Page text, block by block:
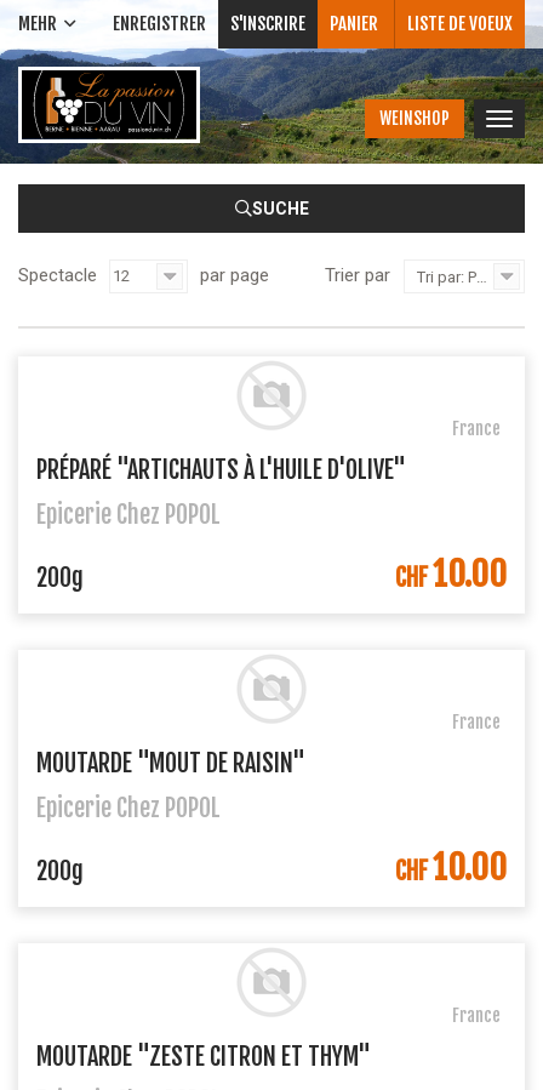
MEHR ENREGISTRER S'INSCRIRE PANIER LISTE DE VOEUX
WEINSHOP
la
SUCHE
Spectacle par page Trier par Tri par: Prix catalogue: du plus bas au plus élevé
France
PRÉPARÉ "ARTICHAUTS À L'HUILE D'OLIVE"
Epicerie Chez POPOL
DANS LE PANIER
200g CHF10.00
France
MOUTARDE "MOUT DE RAISIN"
Epicerie Chez POPOL
DANS LE PANIER
200g CHF10.00
France
MOUTARDE "ZESTE CITRON ET THYM"